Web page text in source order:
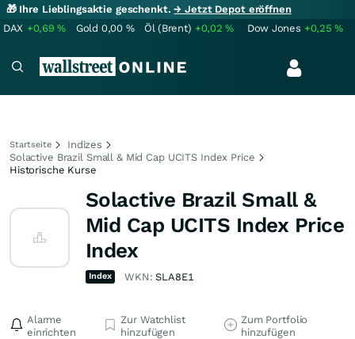
🎁 Ihre Lieblingsaktie geschenkt.→ Jetzt Depot eröffnen
DAX +0,69% Gold 0,00 % Öl (Brent) +0,02% Dow Jones +0,25%
Startseite
Indizes
Solactive Brazil Small & Mid Cap UCITS Index Price
Historische Kurse
Solactive Brazil Small &
Mid Cap UCITS Index Price
Index
Index WKN:SLA8E1
Alarme
einrichten
Zur Watchlist
hinzufügen
Zum Portfolio
hinzufügen